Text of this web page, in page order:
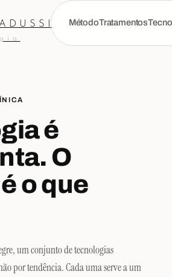
MétodoTratamentos
é
O
o que
um conjunto de tecnologias
por tendência. Cada uma serve a um